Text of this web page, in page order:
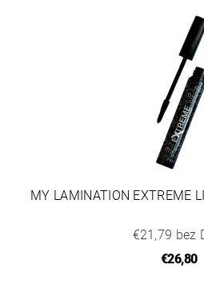
MY LAMINATION EXTREME
€21,79 bez
€26,80